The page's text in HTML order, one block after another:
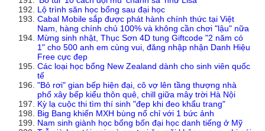
Lộ trình săn học bổng sau đại học
Cabal Mobile sắp được phát hành chính thức tại Việt
Nam, hàng chính chủ 100% và không cần chơi "lậu" nữa
Mừng sinh nhật, Thục Sơn 4D tung Giftcode "2 năm có
1" cho 500 anh em cùng vui, đăng nhập nhận Danh Hiệu
Free cực đẹp
Các loại học bổng New Zealand dành cho sinh viên quốc
tế
"Bỏ rơi" gian bếp hiện đại, cô vợ lên tầng thượng nhà
phố xây bếp kiểu thôn quê, chill giữa mây trời Hà Nội
Kỳ lạ cuộc thi tìm thí sinh "đẹp khi đeo khẩu trang"
Big Bang khiến MXH bùng nổ chỉ với 1 bức ảnh
Nam sinh giành học bổng bốn đại học danh tiếng ở Mỹ